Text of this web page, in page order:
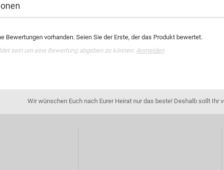
Bewertungen vorhanden. Seien Sie der Erste, der das Produkt bewertet.
sein um eine Bewertung abgeben zu können. Anmelden
Wir wünschen Euch nach Eurer Heirat nur das beste! Deshalb sollt